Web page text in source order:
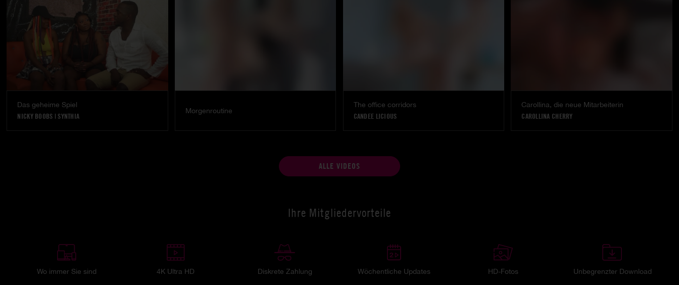
Das geheime Spiel
NICKY BOOBS | SYNTHIA
Morgenroutine
The office corridors
CANDEE LICIOUS
Carollina, die neue Mitarbeiterin
CAROLLINA CHERRY
ALLE VIDEOS
Ihre Mitgliedervorteile
Wo immer Sie sind 4K Ultra HD Diskrete Zahlung Wöchentliche Updates HD-Fotos Unbegrenzter Download